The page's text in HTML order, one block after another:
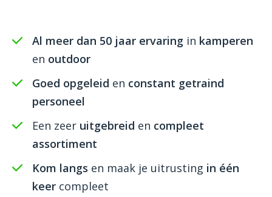
Al meer dan 50 jaar ervaring in kamperen
en outdoor
Goed opgeleid en constant getraind
personeel
Een zeer uitgebreid en compleet
assortiment
Kom langs en maak je uitrusting in één
keer compleet